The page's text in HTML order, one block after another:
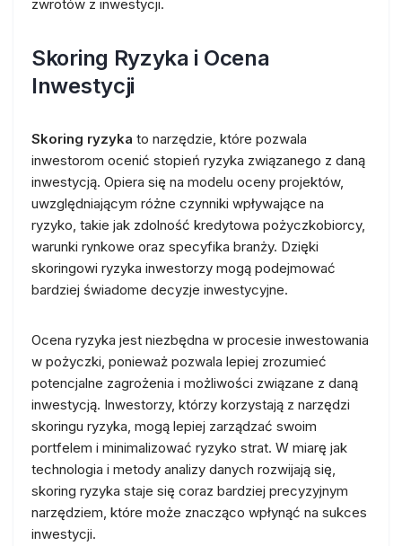
zwrotów z inwestycji.
Skoring Ryzyka i Ocena
Inwestycji
Skoring ryzyka to narzędzie, które pozwala
inwestorom ocenić stopień ryzyka związanego z daną
inwestycją. Opiera się na modelu oceny projektów,
uwzględniającym różne czynniki wpływające na
ryzyko, takie jak zdolność kredytowa pożyczkobiorcy,
warunki rynkowe oraz specyfika branży. Dzięki
skoringowi ryzyka inwestorzy mogą podejmować
bardziej świadome decyzje inwestycyjne.
Ocena ryzyka jest niezbędna w procesie inwestowania
w pożyczki, ponieważ pozwala lepiej zrozumieć
potencjalne zagrożenia i możliwości związane z daną
inwestycją. Inwestorzy, którzy korzystają z narzędzi
skoringu ryzyka, mogą lepiej zarządzać swoim
portfelem i minimalizować ryzyko strat. W miarę jak
technologia i metody analizy danych rozwijają się,
skoring ryzyka staje się coraz bardziej precyzyjnym
narzędziem, które może znacząco wpłynąć na sukces
inwestycji.